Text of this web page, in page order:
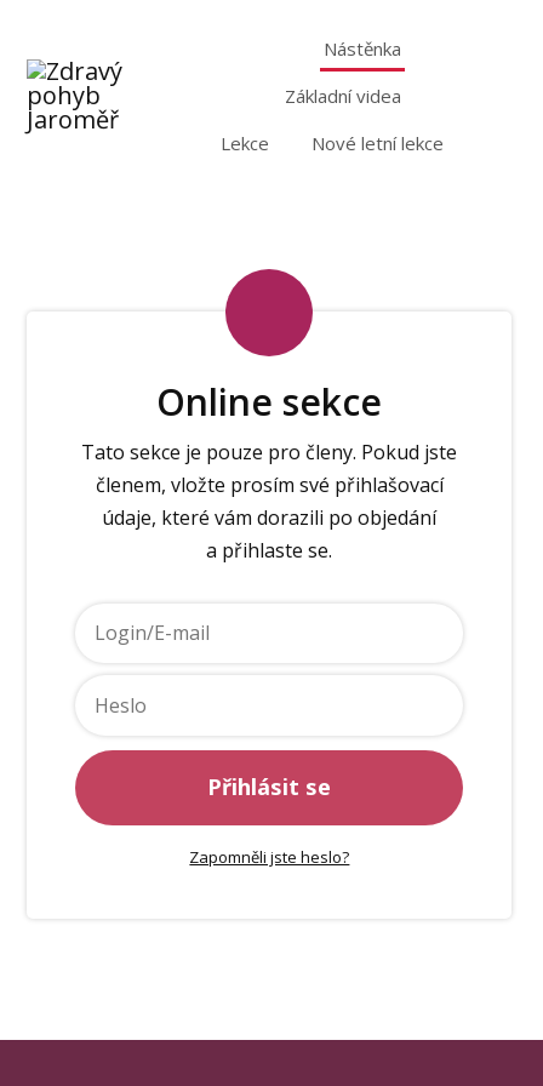
Nástěnka
Základní videa
Lekce
Nové letní lekce
Online sekce
Tato sekce je pouze pro členy. Pokud jste
členem, vložte prosím své přihlašovací
údaje, které vám dorazili po objedání
a přihlaste se.
Přihlásit se
Zapomněli jste heslo?